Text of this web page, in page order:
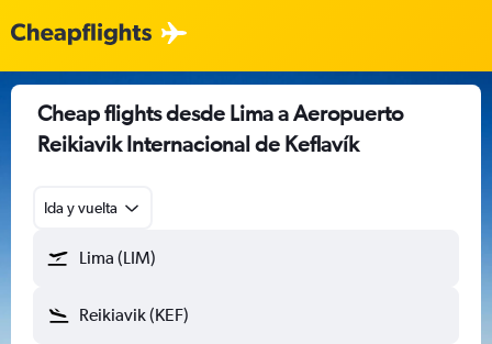
Cheap flights desde Lima a Aeropuerto
Reikiavik Internacional de Keflavík
Ida y vuelta
Lima (LIM)
Reikiavik (KEF)